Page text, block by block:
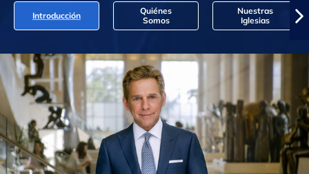
Introducción
Quiénes
Somos
Nuestras
Iglesias